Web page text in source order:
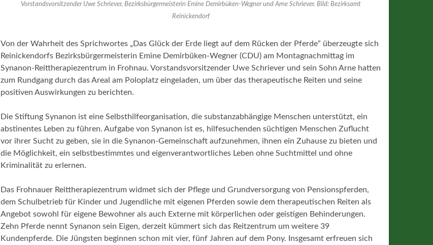
Vorstandsvorsitzender Uwe Schriever, Bezirksbürgermeisterin Emine Demirbüken-Wegner und Arne Schriever. Bild: Bezirksamt
Reinickendorf
Von der Wahrheit des Sprichwortes „Das Glück der Erde liegt auf dem Rücken der Pferde“ überzeugte sich
Reinickendorfs Bezirksbürgermeisterin Emine Demirbüken-Wegner (CDU) am Montagnachmittag im
Synanon-Reittherapiezentrum in Frohnau. Vorstandsvorsitzender Uwe Schriever und sein Sohn Arne hatten
zum Rundgang durch das Areal am Poloplatz eingeladen, um über das therapeutische Reiten und seine
positiven Auswirkungen zu berichten.
Die Stiftung Synanon ist eine Selbsthilfeorganisation, die substanzabhängige Menschen unterstützt, ein
abstinentes Leben zu führen. Aufgabe von Synanon ist es, hilfesuchenden süchtigen Menschen Zuﬂucht
vor ihrer Sucht zu geben, sie in die Synanon-Gemeinschaft aufzunehmen, ihnen ein Zuhause zu bieten und
die Möglichkeit, ein selbstbestimmtes und eigenverantwortliches Leben ohne Suchtmittel und ohne
Kriminalität zu erlernen.
Das Frohnauer Reittherapiezentrum widmet sich der Pflege und Grundversorgung von Pensionspferden,
dem Schulbetrieb für Kinder und Jugendliche mit eigenen Pferden sowie dem therapeutischen Reiten als
Angebot sowohl für eigene Bewohner als auch Externe mit körperlichen oder geistigen Behinderungen.
Zehn Pferde nennt Synanon sein Eigen, derzeit kümmert sich das Reitzentrum um weitere 39
Kundenpferde. Die Jüngsten beginnen schon mit vier, fünf Jahren auf dem Pony. Insgesamt erfreuen sich